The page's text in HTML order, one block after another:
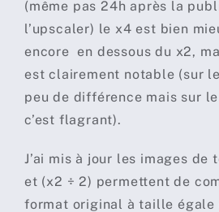
(même pas 24h après la
l’upscaler) le x4 est bien
encore en dessous du x2,
est clairement notable (sur
peu de différence mais sur
c’est flagrant).
J’ai mis à jour les images de
et (x2 ÷ 2) permettent de
format original à taille égale